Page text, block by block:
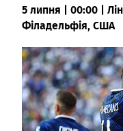
5 липня | 00:00 |
Філадельфія, США